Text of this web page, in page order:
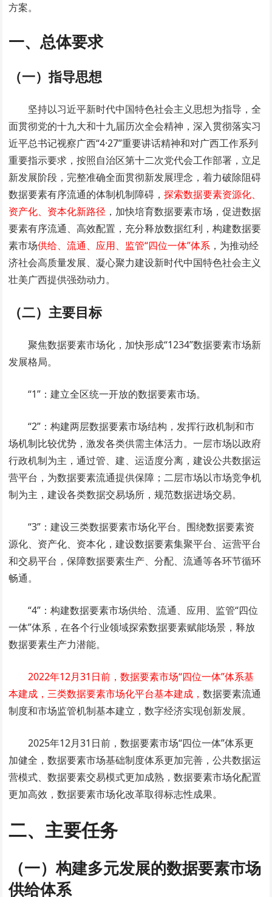
方案。
一、总体要求
（一）指导思想
坚持以习近平新时代中国特色社会主义思想为指导，全
面贯彻党的十九大和十九届历次全会精神，深入贯彻落实习
近平总书记视察广西“4·27”重要讲话精神和对广西工作系列
重要指示要求，按照自治区第十二次党代会工作部署，立足
新发展阶段，完整准确全面贯彻新发展理念，着力破除阻碍
数据要素有序流通的体制机制障碍，探索数据要素资源化、
资产化、资本化新路径 ，加快培育数据要素市场，促进数据
要素有序流通、高效配置，充分释放数据红利，构建数据要
素市场供给、流通、应用、监管“四位一体”体系 ，为推动经
济社会高质量发展、凝心聚力建设新时代中国特色社会主义
壮美广西提供强劲动力。
（二）主要目标
聚焦数据要素市场化，加快形成“1234”数据要素市场新
发展格局。
“1”：建立全区统一开放的数据要素市场。
“2”：构建两层数据要素市场结构，发挥行政机制和市
场机制比较优势，激发各类供需主体活力。一层市场以政府
行政机制为主，通过管、建、运适度分离，建设公共数据运
营平台，为数据要素流通提供保障；二层市场以市场竞争机
制为主，建设各类数据交易场所，规范数据进场交易。
“3”：建设三类数据要素市场化平台。围绕数据要素资
源化、资产化、资本化，建设数据要素集聚平台、运营平台
和交易平台，保障数据要素生产、分配、流通等各环节循环
畅通。
“4”：构建数据要素市场供给、流通、应用、监管“四位
一体”体系，在各个行业领域探索数据要素赋能场景，释放
数据要素生产力潜能。
2022年12月31日前，数据要素市场“四位一体”体系基
本建成，三类数据要素市场化平台基本建成，数据要素流通
制度和市场监管机制基本建立，数字经济实现创新发展。
2025年12月31日前，数据要素市场“四位一体”体系更
加健全，数据要素市场基础制度体系更加完善，公共数据运
营模式、数据要素交易模式更加成熟，数据要素市场化配置
更加高效，数据要素市场化改革取得标志性成果。
二、主要任务
（一）构建多元发展的数据要素市场
供给体系